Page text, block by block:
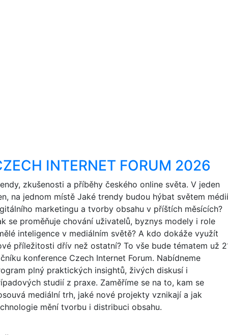
INTERNET FORUM 2026
zkušenosti a příběhy českého online světa. V jeden
na jednom místě Jaké trendy budou hýbat světem
marketingu a tvorby obsahu v příštích měsících?
se proměňuje chování uživatelů, byznys modely i role
inteligence v mediálním světě? A kdo dokáže využít
příležitosti dřív než ostatní? To vše bude tématem už
konference Czech Internet Forum. Nabídneme
plný praktických insightů, živých diskusí i
studií z praxe. Zaměříme se na to, kam se
mediální trh, jaké nové projekty vznikají a jak
mění tvorbu i distribuci obsahu.